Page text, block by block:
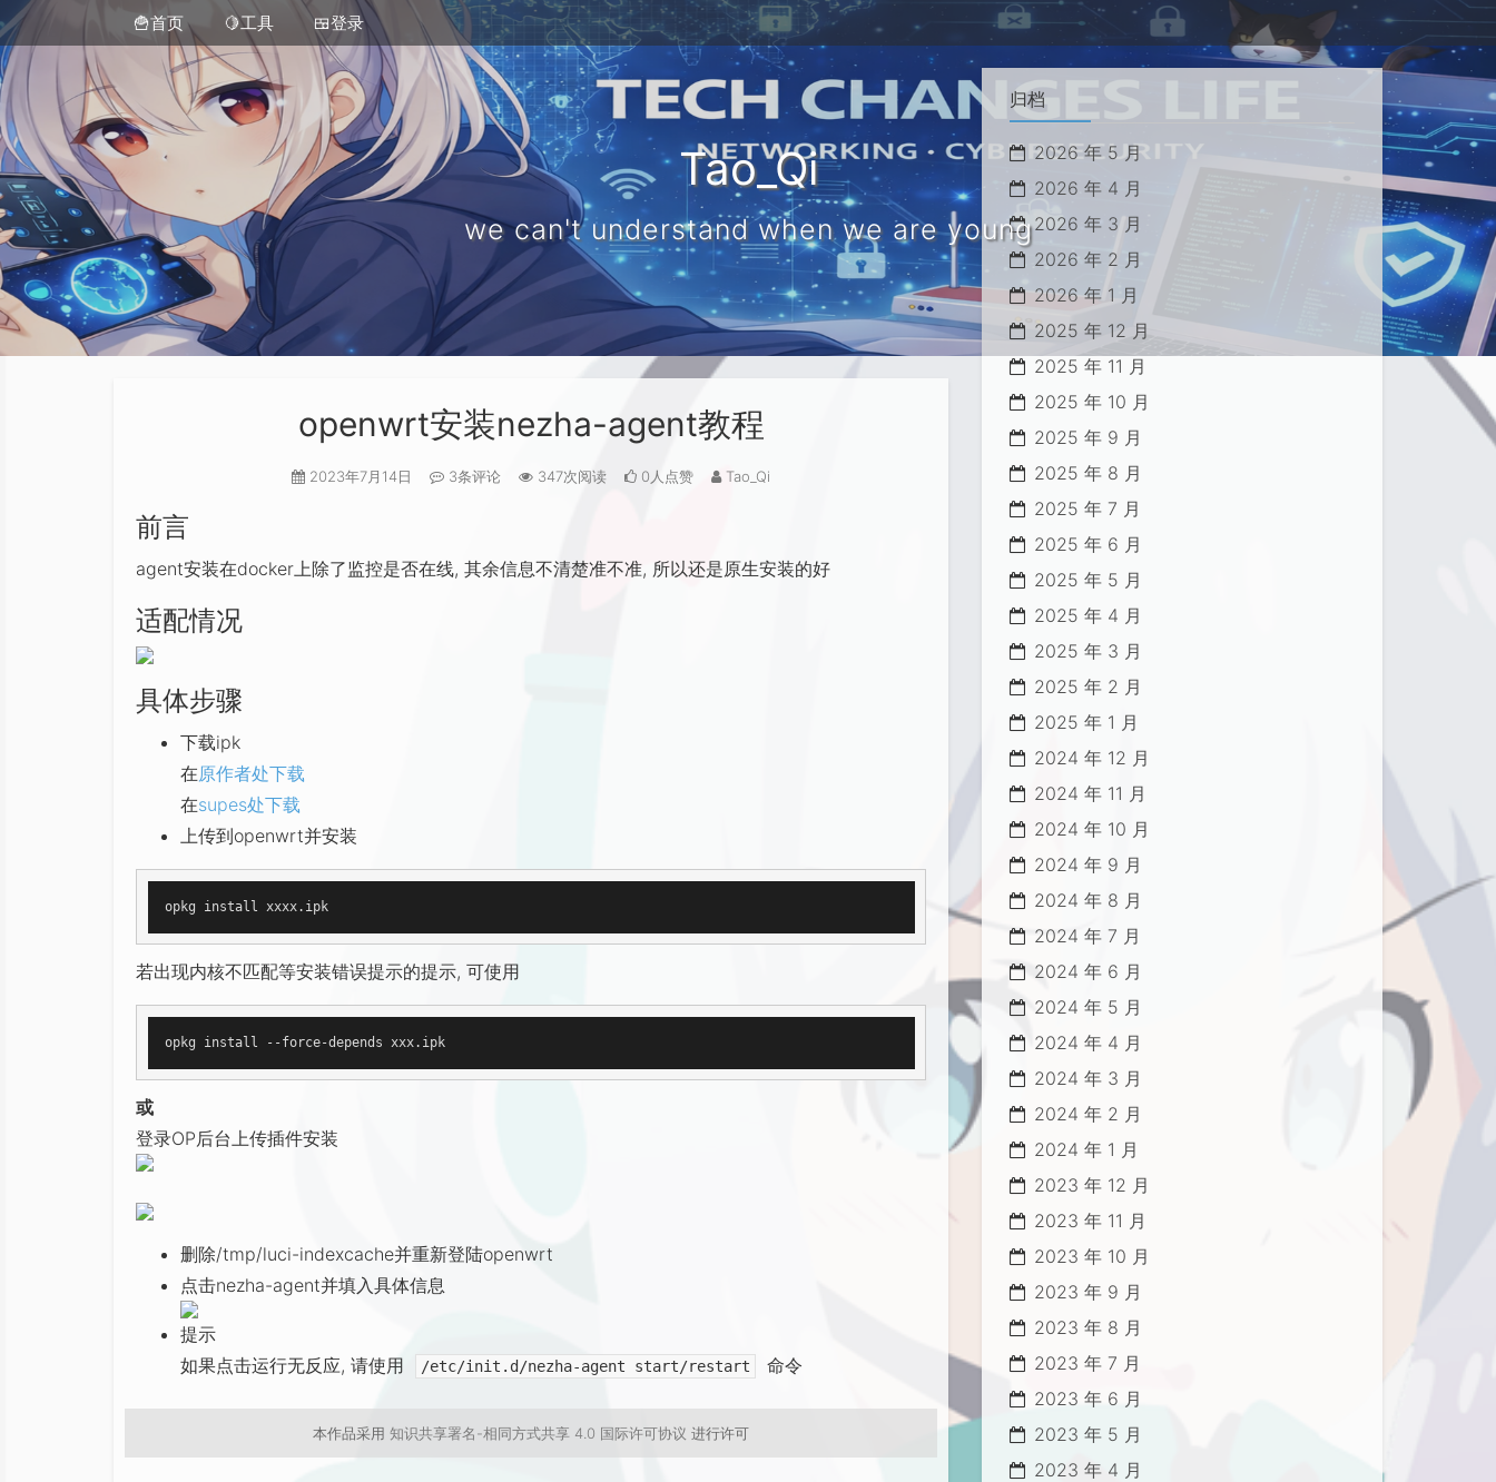
🍟首页 🍋工具 🍱登录
Tao_Qi
we can't understand when we are young
openwrt安装nezha-agent教程
2023年7月14日 3条评论 347次阅读 0人点赞 Tao_Qi
前言
agent安装在docker上除了监控是否在线, 其余信息不清楚准不准, 所以还是原生安装的好
适配情况
具体步骤
下载ipk
在原作者处下载
在supes处下载
上传到openwrt并安装
opkg install xxxx.ipk
若出现内核不匹配等安装错误提示的提示, 可使用
opkg install --force-depends xxx.ipk
或
登录OP后台上传插件安装
删除/tmp/luci-indexcache并重新登陆openwrt
点击nezha-agent并填入具体信息
提示
如果点击运行无反应, 请使用
/etc/init.d/nezha-agent start/restart 命令
本作品采用 知识共享署名-相同方式共享 4.0 国际许可协议 进行许可
归档
2026 年 5 月
2026 年 4 月
2026 年 3 月
2026 年 2 月
2026 年 1 月
2025 年 12 月
2025 年 11 月
2025 年 10 月
2025 年 9 月
2025 年 8 月
2025 年 7 月
2025 年 6 月
2025 年 5 月
2025 年 4 月
2025 年 3 月
2025 年 2 月
2025 年 1 月
2024 年 12 月
2024 年 11 月
2024 年 10 月
2024 年 9 月
2024 年 8 月
2024 年 7 月
2024 年 6 月
2024 年 5 月
2024 年 4 月
2024 年 3 月
2024 年 2 月
2024 年 1 月
2023 年 12 月
2023 年 11 月
2023 年 10 月
2023 年 9 月
2023 年 8 月
2023 年 7 月
2023 年 6 月
2023 年 5 月
2023 年 4 月